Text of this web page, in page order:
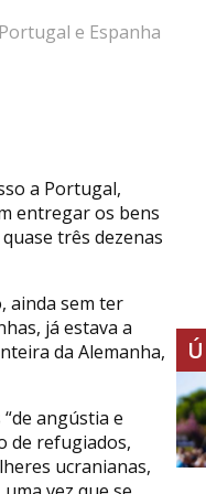
e Espanha
a Portugal,
entregar os bens
três dezenas
ainda sem ter
já estava a
da Alemanha,
angústia e
de refugiados,
ucranianas,